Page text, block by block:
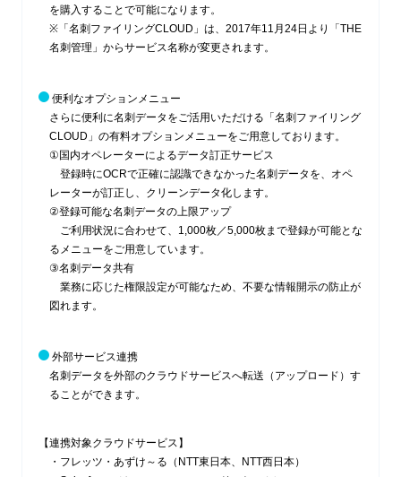
を購入することで可能になります。
※「名刺ファイリングCLOUD」は、2017年11月24日より「THE
名刺管理」からサービス名称が変更されます。
便利なオプションメニュー
さらに便利に名刺データをご活用いただける「名刺ファイリング
CLOUD」の有料オプションメニューをご用意しております。
①国内オペレーターによるデータ訂正サービス
登録時にOCRで正確に認識できなかった名刺データを、オペ
レーターが訂正し、クリーンデータ化します。
②登録可能な名刺データの上限アップ
ご利用状況に合わせて、1,000枚／5,000枚まで登録が可能とな
るメニューをご用意しています。
③名刺データ共有
業務に応じた権限設定が可能なため、不要な情報開示の防止が
図れます。
外部サービス連携
名刺データを外部のクラウドサービスへ転送（アップロード）す
ることができます。
【連携対象クラウドサービス】
・フレッツ・あずけ～る（NTT東日本、NTT西日本）